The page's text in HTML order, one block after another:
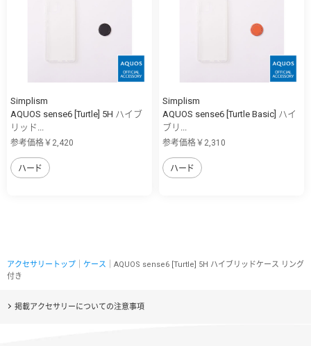
Simplism
AQUOS sense6 [Turtle] 5H ハイブ
リッド...
参考価格￥2,420
ハード
Simplism
AQUOS sense6 [Turtle Basic] ハイ
ブリ...
参考価格￥2,310
ハード
アクセサリートップ ケース ｜AQUOS sense6 [Turtle] 5H ハイブリッドケース リング
付き
掲載アクセサリーについての注意事項